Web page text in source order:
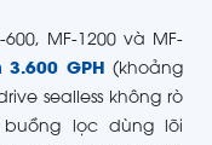
MF-1200 và MF-
3.600 GPH (khoảng
sealless không rò
lọc dùng lõi